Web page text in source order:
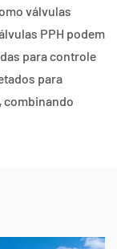
válvulas
PPH podem
para controle
para
combinando